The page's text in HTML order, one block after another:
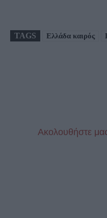
TAGS Ελλάδα καιρός
Aκολουθήστε